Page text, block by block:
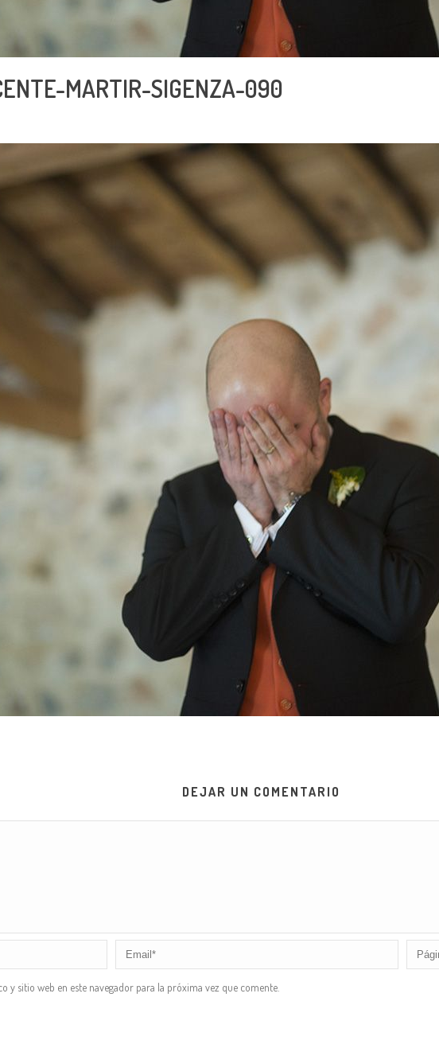
MARTIR-SIGENZA-090
DEJAR UN COMENTARIO
y sitio web en este navegador para la próxima vez que comente.